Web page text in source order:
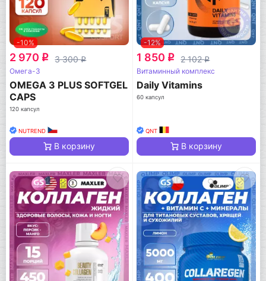
-10%
2 970 q 3 300q
Омега-3
OMEGA 3 PLUS SOFTGEL
CAPS
120 капсул
NUTREND
В корзину
-12%
1 850 q 2 102q
Витаминный комплекс
Daily Vitamins
60 капсул
QNT
В корзину